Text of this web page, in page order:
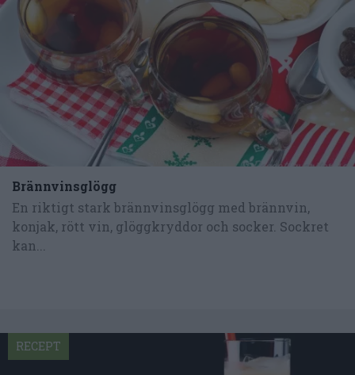
Brännvinsglögg
En riktigt stark brännvinsglögg med brännvin,
konjak, rött vin, glöggkryddor och socker. Sockret
kan...
RECEPT